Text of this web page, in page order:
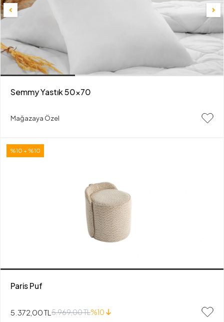
Semmy Yastık 50x70
Mağazaya Özel
%10 + %10
Paris Puf
5.372,00 TL 5.969,00 TL%10